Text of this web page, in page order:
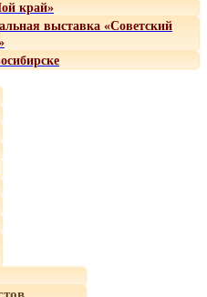
край»
выставка «Советский